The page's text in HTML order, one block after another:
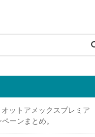
オットアメックスプレミア
ーンまとめ。